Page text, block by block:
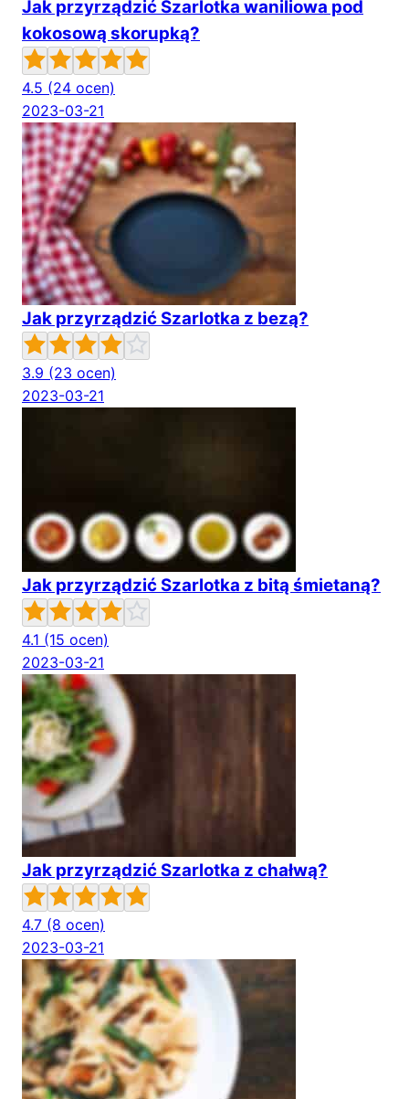
Jak przyrządzić Szarlotka waniliowa pod
kokosową skorupką?
4.5 (24 ocen)
2023-03-21
Jak przyrządzić Szarlotka z bezą?
3.9 (23 ocen)
2023-03-21
Jak przyrządzić Szarlotka z bitą śmietaną?
4.1 (15 ocen)
2023-03-21
Jak przyrządzić Szarlotka z chałwą?
4.7 (8 ocen)
2023-03-21